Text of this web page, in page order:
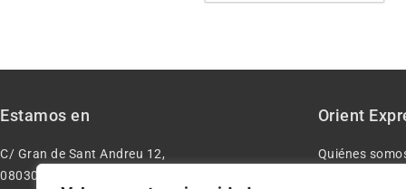
Estamos en
C/ Gran de Sant Andreu 12,
08030 – Barcelona España
Orient
Quiénes